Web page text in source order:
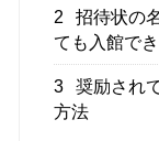
2
招待状の
ても入館で
3
奨励され
方法